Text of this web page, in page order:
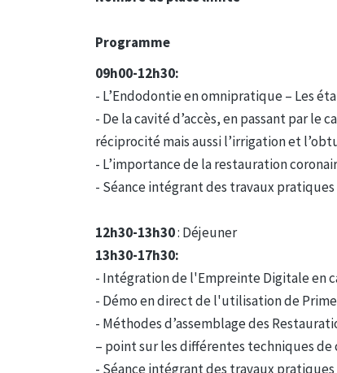
Programme
09h00-12h30:
- L’Endodontie en omnipratique – Les
- De la cavité d’accès, en passant par le
réciprocité mais aussi l’irrigation et
- L’importance de la restauration
- Séance intégrant des travaux pratiques
12h30-13h30: Déjeuner
13h30-17h30:
- Intégration de l'Empreinte Digitale en
- Démo en direct de l'utilisation de
- Méthodes d’assemblage des
– point sur les différentes techniques de
- Séance intégrant des travaux pratiques